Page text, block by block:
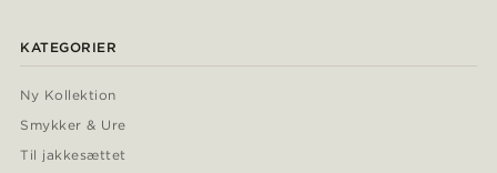
KATEGORIER
Ny Kollektion
Smykker & Ure
Til jakkesættet